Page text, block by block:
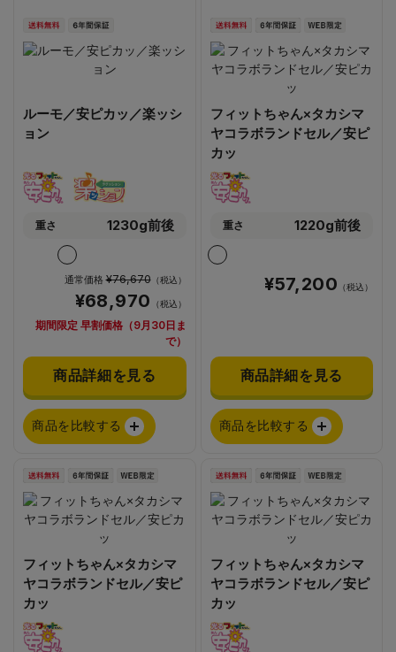
ルーモ／安ピカッ／楽ッシ
ョン
重さ 1230g前後
通常価格¥76,670（税込）
¥68,970 （税込）
期間限定 早割価格（9月30日ま
で）
商品詳細を見る
商品を比較する
フィットちゃん×タカシマ
ヤコラボランドセル／安ピ
カッ
重さ 1220g前後
¥57,200 （税込）
商品詳細を見る
商品を比較する
フィットちゃん×タカシマ
ヤコラボランドセル／安ピ
カッ
フィットちゃん×タカシマ
ヤコラボランドセル／安ピ
カッ